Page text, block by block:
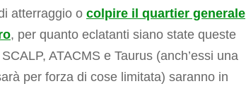
atterraggio o colpire il quartier generale
, per quanto eclatanti siano state queste
ATACMS e Taurus (anch’essi una
per forza di cose limitata) saranno in